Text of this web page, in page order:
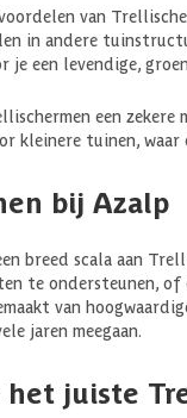
van
in andere
je een levendige,
een
kleinere tuinen,
bij Azalp
breed scala aan
te ondersteunen,
van
jaren meegaan.
het juiste